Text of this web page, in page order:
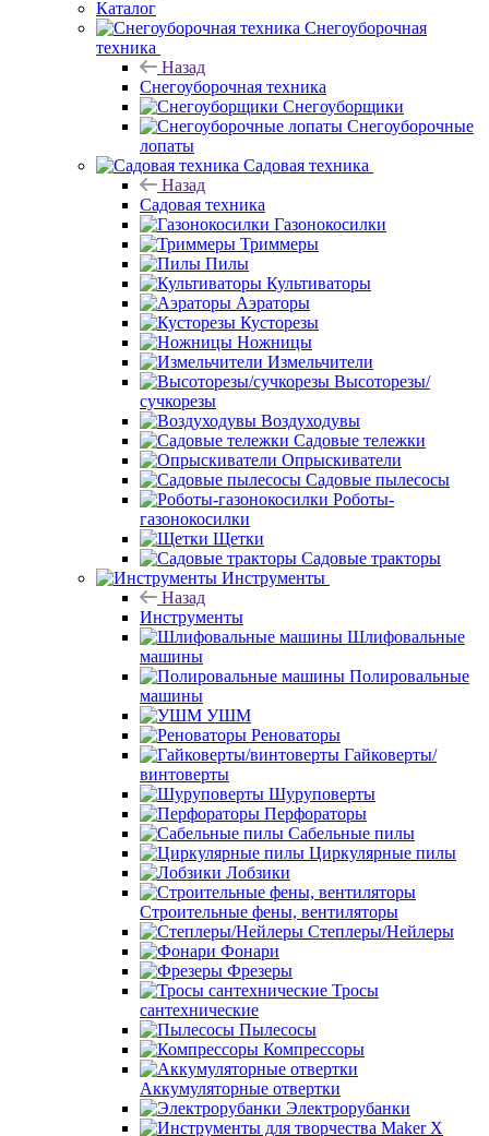
Каталог
Снегоуборочная
техника
Назад
Снегоуборочная техника
Снегоуборщики
Снегоуборочные
лопаты
Садовая техника
Назад
Садовая техника
Газонокосилки
Триммеры
Пилы
Культиваторы
Аэраторы
Кусторезы
Ножницы
Измельчители
Высоторезы/
сучкорезы
Воздуходувы
Садовые тележки
Опрыскиватели
Садовые пылесосы
Роботы-
газонокосилки
Щетки
Садовые тракторы
Инструменты
Назад
Инструменты
Шлифовальные
машины
Полировальные
машины
УШМ
Реноваторы
Гайковерты/
винтоверты
Шуруповерты
Перфораторы
Сабельные пилы
Циркулярные пилы
Лобзики
Строительные фены, вентиляторы
Степлеры/Нейлеры
Фонари
Фрезеры
Тросы
сантехнические
Пылесосы
Компрессоры
Аккумуляторные отвертки
Электрорубанки